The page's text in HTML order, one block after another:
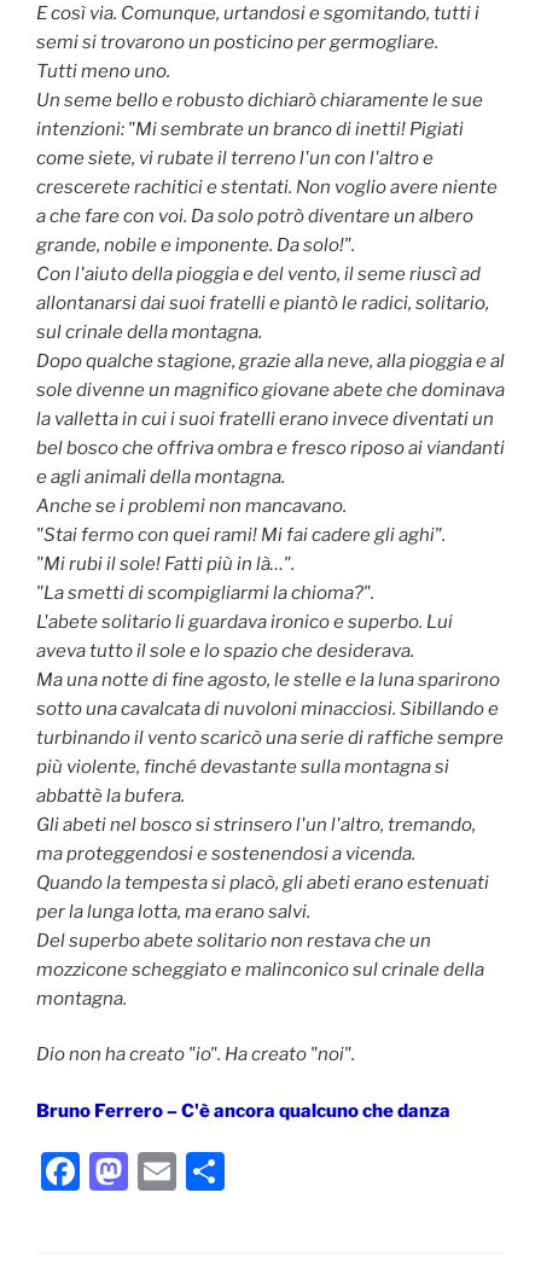
E così via. Comunque, urtandosi e sgomitando, tutti i
semi si trovarono un posticino per germogliare.
Tutti meno uno.
Un seme bello e robusto dichiarò chiaramente le sue
intenzioni: "Mi sembrate un branco di inetti! Pigiati
come siete, vi rubate il terreno l'un con l'altro e
crescerete rachitici e stentati. Non voglio avere niente
a che fare con voi. Da solo potrò diventare un albero
grande, nobile e imponente. Da solo!".
Con l'aiuto della pioggia e del vento, il seme riuscì ad
allontanarsi dai suoi fratelli e piantò le radici, solitario,
sul crinale della montagna.
Dopo qualche stagione, grazie alla neve, alla pioggia e al
sole divenne un magnifico giovane abete che dominava
la valletta in cui i suoi fratelli erano invece diventati un
bel bosco che offriva ombra e fresco riposo ai viandanti
e agli animali della montagna.
Anche se i problemi non mancavano.
"Stai fermo con quei rami! Mi fai cadere gli aghi".
"Mi rubi il sole! Fatti più in là…".
"La smetti di scompigliarmi la chioma?".
L'abete solitario li guardava ironico e superbo. Lui
aveva tutto il sole e lo spazio che desiderava.
Ma una notte di fine agosto, le stelle e la luna sparirono
sotto una cavalcata di nuvoloni minacciosi. Sibillando e
turbinando il vento scaricò una serie di raffiche sempre
più violente, finché devastante sulla montagna si
abbattè la bufera.
Gli abeti nel bosco si strinsero l'un l'altro, tremando,
ma proteggendosi e sostenendosi a vicenda.
Quando la tempesta si placò, gli abeti erano estenuati
per la lunga lotta, ma erano salvi.
Del superbo abete solitario non restava che un
mozzicone scheggiato e malinconico sul crinale della
montagna.
Dio non ha creato "io". Ha creato "noi".
Bruno Ferrero – C'è ancora qualcuno che danza
F
M E